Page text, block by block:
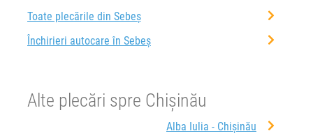
Toate plecările din Sebeș
Închirieri autocare în Sebeș
Alte plecări spre Chișinău
Alba Iulia - Chișinău